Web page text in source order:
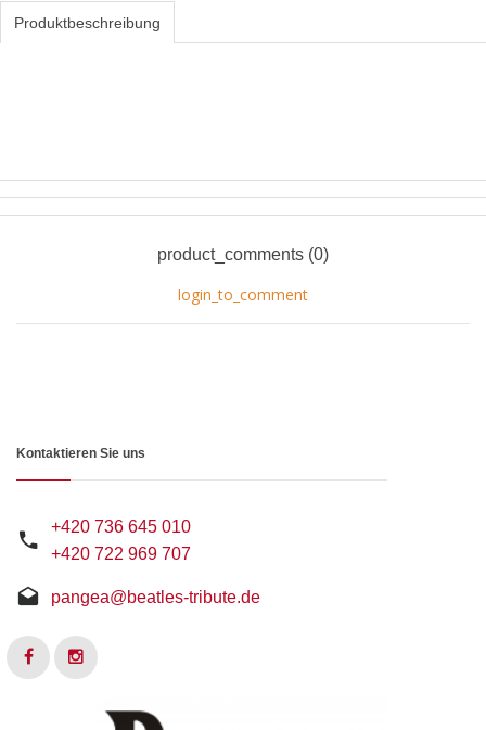
Produktbeschreibung
product_comments (0)
login_to_comment
Kontaktieren Sie uns
+420 736 645 010
+420 722 969 707
pangea@beatles-tribute.de